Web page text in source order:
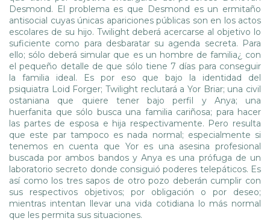
Desmond. El problema es que Desmond es un ermitaño
antisocial cuyas únicas apariciones públicas son en los actos
escolares de su hijo. Twilight deberá acercarse al objetivo lo
suficiente como para desbaratar su agenda secreta. Para
ello; sólo deberá simular que es un hombre de familia¿ con
el pequeño detalle de que sólo tiene 7 días para conseguir
la familia ideal. Es por eso que bajo la identidad del
psiquiatra Loid Forger; Twilight reclutará a Yor Briar; una civil
ostaniana que quiere tener bajo perfil y Anya; una
huerfanita que sólo busca una familia cariñosa; para hacer
las partes de esposa e hija respectivamente. Pero resulta
que este par tampoco es nada normal; especialmente si
tenemos en cuenta que Yor es una asesina profesional
buscada por ambos bandos y Anya es una prófuga de un
laboratorio secreto donde consiguió poderes telepáticos. Es
así como los tres sapos de otro pozo deberán cumplir con
sus respectivos objetivos; por obligación o por deseo;
mientras intentan llevar una vida cotidiana lo más normal
que les permita sus situaciones.